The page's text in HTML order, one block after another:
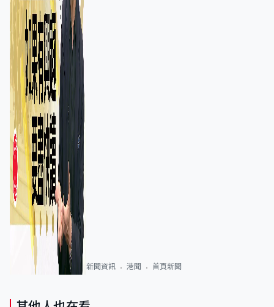
新聞資訊 港聞 首頁新聞